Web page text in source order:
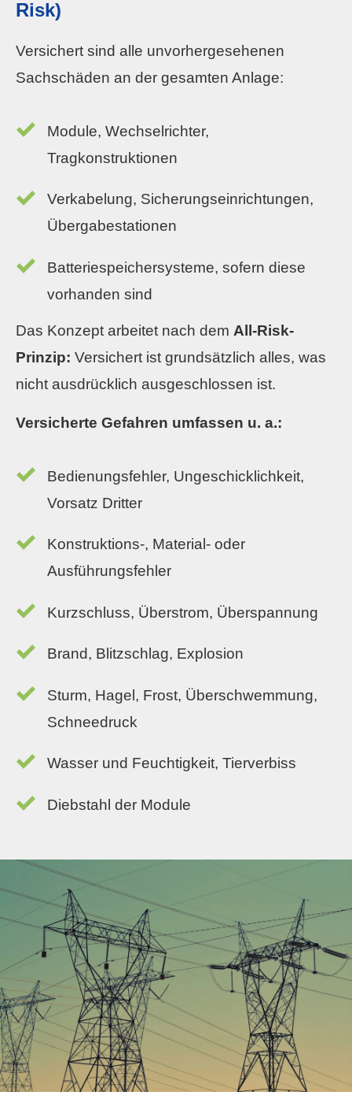
Risk)
Versichert sind alle unvorhergesehenen
Sachschäden an der gesamten Anlage:
Module, Wechselrichter,
Tragkonstruktionen
Verkabelung, Sicherungseinrichtungen,
Übergabestationen
Batteriespeichersysteme, sofern diese
vorhanden sind
Das Konzept arbeitet nach dem All-Risk-
Prinzip: Versichert ist grundsätzlich alles, was
nicht ausdrücklich ausgeschlossen ist.
Versicherte Gefahren umfassen u. a.:
Bedienungsfehler, Ungeschicklichkeit,
Vorsatz Dritter
Konstruktions-, Material- oder
Ausführungsfehler
Kurzschluss, Überstrom, Überspannung
Brand, Blitzschlag, Explosion
Sturm, Hagel, Frost, Überschwemmung,
Schneedruck
Wasser und Feuchtigkeit, Tierverbiss
Diebstahl der Module